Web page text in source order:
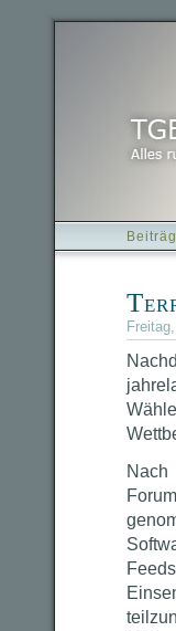
Nach